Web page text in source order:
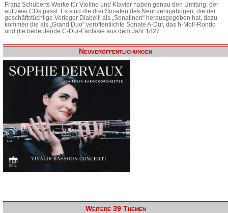
Franz Schuberts Werke für Violine und Klavier haben genau den Umfang, der
auf zwei CDs passt. Es sind die drei Sonaten des Neunzehnjährigen, die der
geschäftstüchtige Verleger Diabelli als „Sonatinen“ herausgegeben hat, dazu
kommen die als „Grand Duo“ veröffentlichte Sonate A-Dur, das h-Moll-Rondo
und die bedeutende C-Dur-Fantasie aus dem Jahr 1827.
Neuveröffentlichungen
Weitere 39 Themen